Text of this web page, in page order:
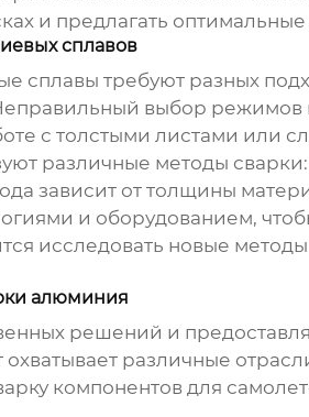
и предлагать
сплавов
требуют разных
выбор
с толстыми листами
различные методы
зависит от толщины
и оборудованием,
исследовать новые
алюминия
решений и
различные
компонентов для